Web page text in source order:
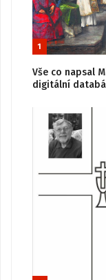
1
Vše co napsal
digitální